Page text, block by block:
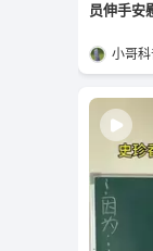
员伸手安
小哥